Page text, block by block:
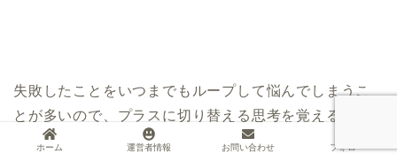
失敗したことをいつまでもループして悩んでしまうこ
とが多いので、プラスに切り替える思考を覚えること
も必要です。
ホーム 運営者情報 お問い合わせ フォロー